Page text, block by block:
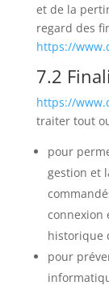
et de la
regard des
https://
7.2
https://
traiter tout
pour
gestion et
connexion
historique
pour